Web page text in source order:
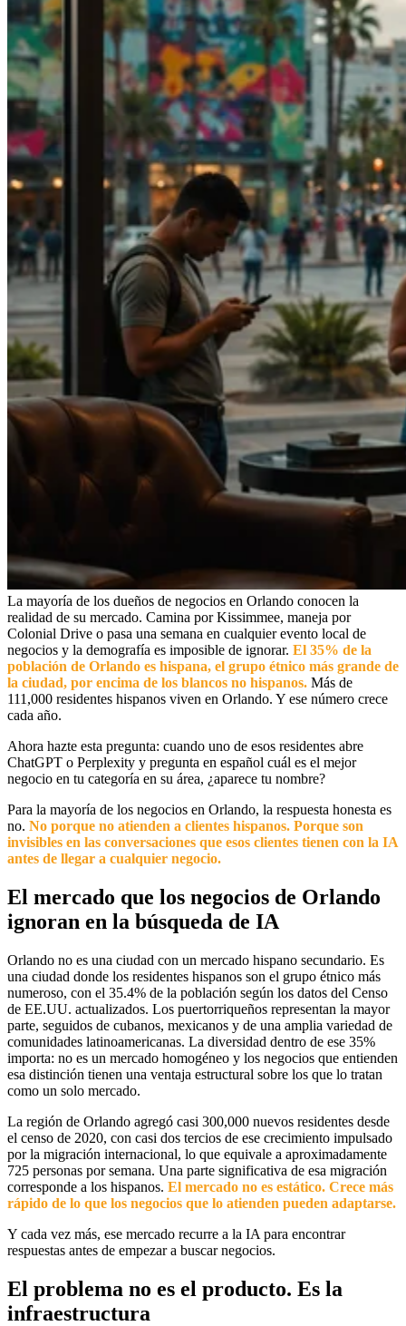
La mayoría de los dueños de negocios en Orlando conocen la
realidad de su mercado. Camina por Kissimmee, maneja por
Colonial Drive o pasa una semana en cualquier evento local de
negocios y la demografía es imposible de ignorar. El 35% de la
población de Orlando es hispana, el grupo étnico más grande de
la ciudad, por encima de los blancos no hispanos. Más de
111,000 residentes hispanos viven en Orlando. Y ese número crece
cada año.
Ahora hazte esta pregunta: cuando uno de esos residentes abre
ChatGPT o Perplexity y pregunta en español cuál es el mejor
negocio en tu categoría en su área, ¿aparece tu nombre?
Para la mayoría de los negocios en Orlando, la respuesta honesta es
no. No porque no atienden a clientes hispanos. Porque son
invisibles en las conversaciones que esos clientes tienen con la IA
antes de llegar a cualquier negocio.
El mercado que los negocios de Orlando
ignoran en la búsqueda de IA
Orlando no es una ciudad con un mercado hispano secundario. Es
una ciudad donde los residentes hispanos son el grupo étnico más
numeroso, con el 35.4% de la población según los datos del Censo
de EE.UU. actualizados. Los puertorriqueños representan la mayor
parte, seguidos de cubanos, mexicanos y de una amplia variedad de
comunidades latinoamericanas. La diversidad dentro de ese 35%
importa: no es un mercado homogéneo y los negocios que entienden
esa distinción tienen una ventaja estructural sobre los que lo tratan
como un solo mercado.
La región de Orlando agregó casi 300,000 nuevos residentes desde
el censo de 2020, con casi dos tercios de ese crecimiento impulsado
por la migración internacional, lo que equivale a aproximadamente
725 personas por semana. Una parte significativa de esa migración
corresponde a los hispanos. El mercado no es estático. Crece más
rápido de lo que los negocios que lo atienden pueden adaptarse.
Y cada vez más, ese mercado recurre a la IA para encontrar
respuestas antes de empezar a buscar negocios.
El problema no es el producto. Es la
infraestructura